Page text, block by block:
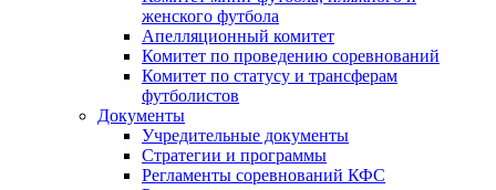
женского футбола
Апелляционный комитет
Комитет по проведению соревнований
Комитет по статусу и трансферам
футболистов
Документы
Учредительные документы
Стратегии и программы
Регламенты соревнований КФС